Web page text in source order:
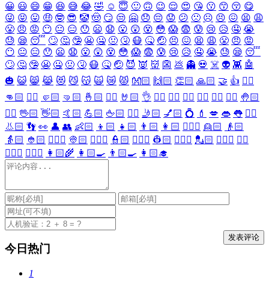
😀 😃 😄 😁 😆 😅 😂 🤣 ☺️ 😇 🙂 🙃 😉 😌 😍 😘 😗 😙 😚 😋
😜 😝 😛 🤑 🤓 😎 🤡 🤠 😏 😒 🤗 😞 😔 😟 😕 🙁 ☹️ 😣 😖 😫 😩
😤 😠 😡 😶 😐 😑 😯 😦 😧 😮 😲 😵 😳 😱 😨 😰 😢 😥 🤤 😭
😓 😪 😴 🙄 🤔 🤥 😬 🤐 🤢 🤧 😷 🤒 🤕 😣 😖 😫 😩 😤 😠 😡
😶 😐 😑 😯 😦 😧 😮 😲 😵 😳 😱 😨 😰 😢 😥 🤤 😭 😓 😪 😴
🙄 🤔 🤥 😬 🤐 🤢 🤧 😷 🤒 🤕 😈 👿 👹 👺 💩 👻 💀 ☠️ 👽 👾 🤖
🎃 😺 😸 😹 😻 😼 😽 🙀 😿 😾 👐🏻 🙌🏻 👏🏻 🙏🏻 🤝 👍 👎🏻
👊🏻 ✊🏻 🤛🏻 🤜🏻 🤞🏻 ✌🏻 🤘🏻 👌 👈🏻 👉🏻 👆🏻 👇🏻 ☝🏻 ✋🏻 🤚🏻
🖐🏻 🖖🏻 👋🏻 🤙🏻 💪🏻 🖕🏻 ✍🏻 🤳🏻 💅🏻 💍 💄 💋 👄 👅 👂🏻
👃🏻 👣 👀 👤 👥 👶🏻 👦🏻 👧🏻 👨🏻 👩🏻 👱🏻‍♀️ 👱🏻
👴🏻
👵🏻 👲🏻 👳🏻‍♀️ 👳🏻 👮🏻‍♀️ 👮🏻 👷🏻‍♀️ 👷🏻 💂🏻‍♀️ 💂🏻 🕵🏻‍♀️ 🕵🏻
👩🏻‍⚕️ 👨🏻‍⚕️ 👩🏻‍🌾 👩🏻‍🍳 👨🏻‍🍳 👩🏻‍🎓
今日热门
1